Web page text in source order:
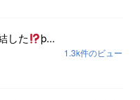
した þ...
1.3k件のビュー